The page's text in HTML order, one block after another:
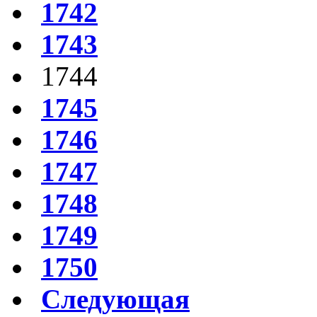
1742
1743
1744
1745
1746
1747
1748
1749
1750
Следующая